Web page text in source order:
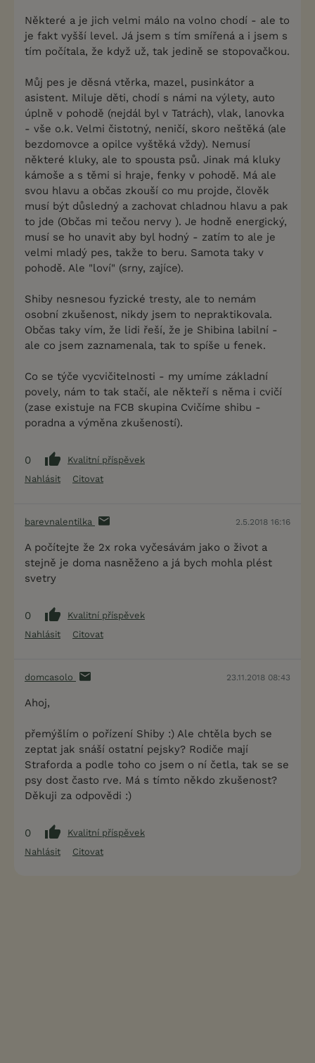
Některé a je jich velmi málo na volno chodí - ale to
je fakt vyšší level. Já jsem s tím smířená a i jsem s
tím počítala, že když už, tak jedině se stopovačkou.
Můj pes je děsná vtěrka, mazel, pusinkátor a
asistent. Miluje děti, chodí s námi na výlety, auto
úplně v pohodě (nejdál byl v Tatrách), vlak, lanovka
- vše o.k. Velmi čistotný, neničí, skoro neštěká (ale
bezdomovce a opilce vyštěká vždy). Nemusí
některé kluky, ale to spousta psů. Jinak má kluky
kámoše a s těmi si hraje, fenky v pohodě. Má ale
svou hlavu a občas zkouší co mu projde, člověk
musí být důsledný a zachovat chladnou hlavu a pak
to jde (Občas mi tečou nervy ). Je hodně energický,
musí se ho unavit aby byl hodný - zatím to ale je
velmi mladý pes, takže to beru. Samota taky v
pohodě. Ale "loví" (srny, zajíce).
Shiby nesnesou fyzické tresty, ale to nemám
osobní zkušenost, nikdy jsem to nepraktikovala.
Občas taky vím, že lidi řeší, že je Shibina labilní -
ale co jsem zaznamenala, tak to spíše u fenek.
Co se týče vycvičitelnosti - my umíme základní
povely, nám to tak stačí, ale někteří s něma i cvičí
(zase existuje na FCB skupina Cvičíme shibu -
poradna a výměna zkušeností).
0
Kvalitní příspěvek
Nahlásit
Citovat
barevnalentilka 2.5.2018 16:16
A počítejte že 2x roka vyčesávám jako o život a
stejně je doma nasněženo a já bych mohla plést
svetry
0
Kvalitní příspěvek
Nahlásit
Citovat
domcasolo 23.11.2018 08:43
Ahoj,
přemýšlím o pořízení Shiby :) Ale chtěla bych se
zeptat jak snáší ostatní pejsky? Rodiče mají
Straforda a podle toho co jsem o ní četla, tak se se
psy dost často rve. Má s tímto někdo zkušenost?
Děkuji za odpovědi :)
0
Kvalitní příspěvek
Nahlásit
Citovat